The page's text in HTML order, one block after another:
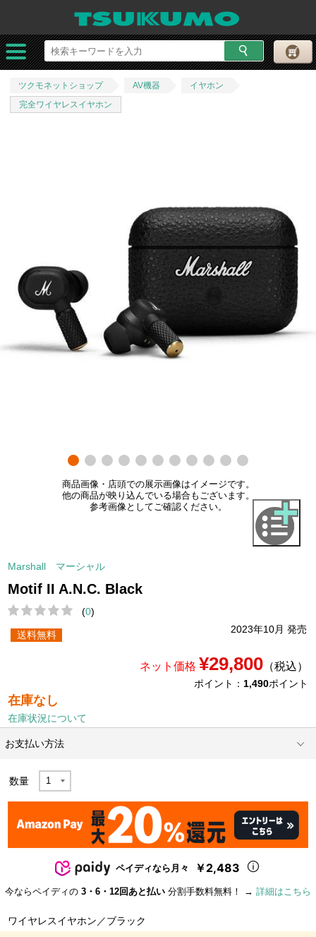
ツクモネットショップ AV機器
イヤホン
完全ワイヤレスイヤホン
商品画像・店頭での展示画像はイメージです。
他の商品が映り込んでいる場合もございます。
参考画像としてご確認ください。
Marshall マーシャル
Motif II A.N.C. Black
(0)
2023年10月 発売
送料無料
ネット価格 ¥29,800（税込）
ポイント： 1,490ポイント
在庫なし
在庫状況について
お支払い方法
数量
ペイディなら月々 ￥2,483
今ならペイディの 3・6・12回あと払い 分割手数料無料！ → 詳細はこちら
ワイヤレスイヤホン／ブラック